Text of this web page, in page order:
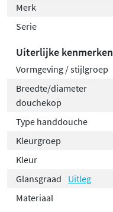
Merk
Serie
Uiterlijke kenmerken
Vormgeving / stijlgroep
Breedte/diameter
douchekop
Type handdouche
Kleurgroep
Kleur
Glansgraad
Uitleg
Materiaal